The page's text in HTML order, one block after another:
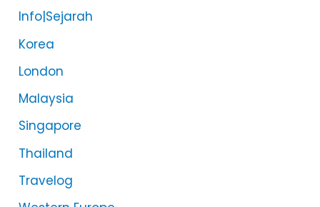
Info|Sejarah
Korea
London
Malaysia
Singapore
Thailand
Travelog